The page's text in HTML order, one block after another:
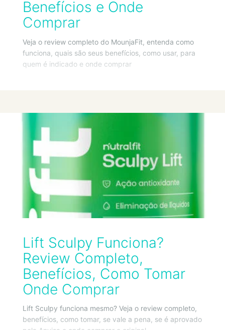
Benefícios e Onde
Comprar
Veja o review completo do MounjaFit, entenda como
funciona, quais são seus benefícios, como usar, para
quem é indicado e onde comprar
Lift Sculpy Funciona?
Review Completo,
Benefícios, Como Tomar
Onde Comprar
Lift Sculpy funciona mesmo? Veja o review completo,
benefícios, como tomar, se vale a pena, se é aprovado